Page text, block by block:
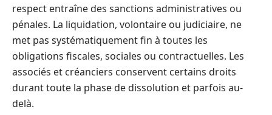
respect entraîne des sanctions administratives ou
pénales. La liquidation, volontaire ou judiciaire, ne
met pas systématiquement fin à toutes les
obligations fiscales, sociales ou contractuelles. Les
associés et créanciers conservent certains droits
durant toute la phase de dissolution et parfois au-
delà.